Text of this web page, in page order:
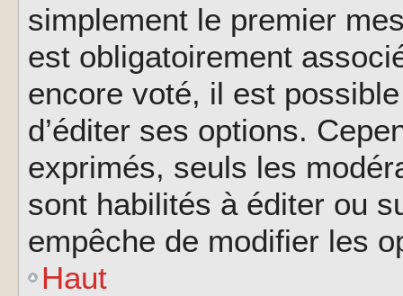
simplement le premier
est obligatoirement
encore voté, il est
d’éditer ses options.
exprimés, seuls les
sont habilités à éditer ou
empêche de modifier les
Haut